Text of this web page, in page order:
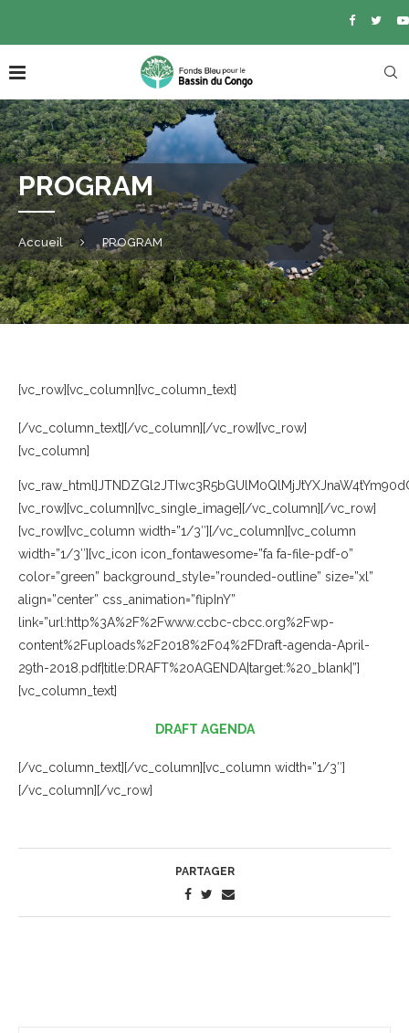
PROGRAM
Accueil PROGRAM
[vc_row][vc_column][vc_column_text]
[/vc_column_text][/vc_column][/vc_row][vc_row]
[vc_column]
[vc_row][vc_column][vc_single_image][/vc_column][/vc_row]
[vc_row][vc_column width=”1/3″][/vc_column][vc_column
width=”1/3″][vc_icon icon_fontawesome=”fa fa-file-pdf-o”
color=”green” background_style=”rounded-outline” size=”xl”
align=”center” css_animation=”flipInY”
link=”url:http%3A%2F%2Fwww.ccbc-cbcc.org%2Fwp-
content%2Fuploads%2F2018%2F04%2FDraft-agenda-April-
29th-2018.pdf|title:DRAFT%20AGENDA|target:%20_blank|”]
[vc_column_text]
DRAFT AGENDA
[/vc_column_text][/vc_column][vc_column width=”1/3″]
[/vc_column][/vc_row]
PARTAGER